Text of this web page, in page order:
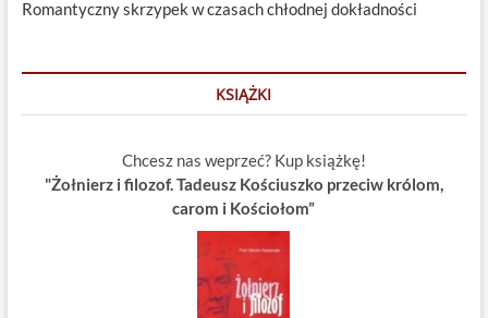
Romantyczny skrzypek w czasach chłodnej dokładności
KSIĄŻKI
Chcesz nas weprzeć? Kup książkę!
"Żołnierz i filozof. Tadeusz Kościuszko przeciw królom,
carom i Kościołom”